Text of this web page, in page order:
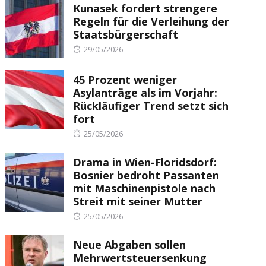
Kunasek fordert strengere
Regeln für die Verleihung der
Staatsbürgerschaft
Posted
29/05/2026
45 Prozent weniger
Asylanträge als im Vorjahr:
Rückläufiger Trend setzt sich
fort
Posted
25/05/2026
Drama in Wien-Floridsdorf:
Bosnier bedroht Passanten
mit Maschinenpistole nach
Streit mit seiner Mutter
Posted
25/05/2026
Neue Abgaben sollen
Mehrwertsteuersenkung